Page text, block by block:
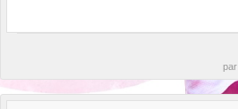
par